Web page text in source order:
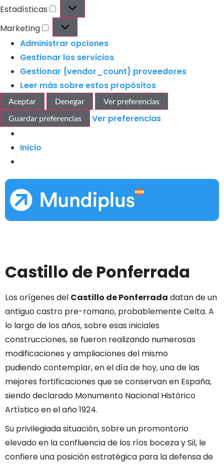
Estadísticas
Marketing
Administrar opciones
Gestionar los servicios
Gestionar {vendor_count} proveedores
Leer más sobre estos propósitos
Aceptar Denegar
Ver preferencias
Guardar preferencias
Ver preferencias
Inicio
Castillo de Ponferrada
Los orígenes del Castillo de Ponferrada datan de un
antiguo castro pre-romano, probablemente Celta. A
lo largo de los años, sobre esas iniciales
construcciones, se fueron realizando numerosas
modificaciones y ampliaciones del mismo
pudiendo contemplar, en el día de hoy, una de las
mejores fortificaciones que se conservan en España,
siendo declarado Monumento Nacional Histórico
Artístico en el año 1924.
Su privilegiada situación, sobre un promontorio
elevado en la confluencia de los ríos boceza y Sil, le
confiere una posición estratégica para la defensa de